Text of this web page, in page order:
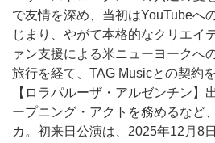
で友情を深め、当初はYouTubeへ
じまり、やがて本格的なクリエイ
ァン支援による米ニューヨークへ
旅行を経て、TAG Musicとの契約
【ロラパルーザ・アルゼンチン】
ープニング・アクトを務めるなど
カ。初来日公演は、2025年12月8